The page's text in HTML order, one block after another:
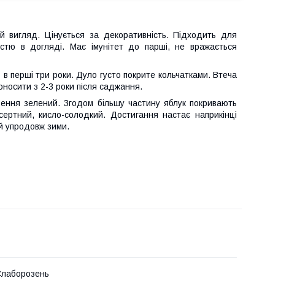
вигляд. Цінується за декоративність. Підходить для
в догляді. Має імунітет до парші, не вражається
перші три роки. Дуло густо покрите кольчатками. Втеча
з 2-3 роки після саджання.
зелений. Згодом більшу частину яблук покривають
кисло-солодкий. Достигання настає наприкінці
упродовж зими.